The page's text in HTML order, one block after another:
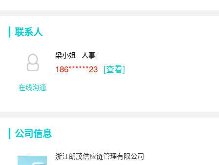
联系人
在线沟通
梁小姐   人事
186******23 [查看]
公司信息
浙江朗茂供应链管理有限公司